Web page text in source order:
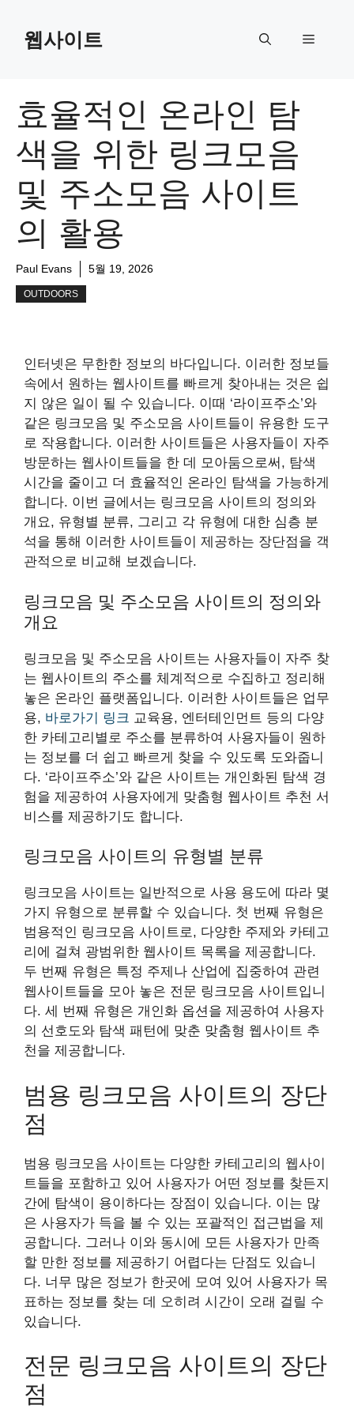
content웹사이트 Menu
효율적인 온라인 탐
색을 위한 링크모음
및 주소모음 사이트
의 활용
Paul Evans 5월 19, 2026
OUTDOORS
인터넷은 무한한 정보의 바다입니다. 이러한 정보들
속에서 원하는 웹사이트를 빠르게 찾아내는 것은 쉽
지 않은 일이 될 수 있습니다. 이때 ‘라이프주소’와
같은 링크모음 및 주소모음 사이트들이 유용한 도구
로 작용합니다. 이러한 사이트들은 사용자들이 자주
방문하는 웹사이트들을 한 데 모아둠으로써, 탐색
시간을 줄이고 더 효율적인 온라인 탐색을 가능하게
합니다. 이번 글에서는 링크모음 사이트의 정의와
개요, 유형별 분류, 그리고 각 유형에 대한 심층 분
석을 통해 이러한 사이트들이 제공하는 장단점을 객
관적으로 비교해 보겠습니다.
링크모음 및 주소모음 사이트의 정의와
개요
링크모음 및 주소모음 사이트는 사용자들이 자주 찾
는 웹사이트의 주소를 체계적으로 수집하고 정리해
놓은 온라인 플랫폼입니다. 이러한 사이트들은 업무
용, 바로가기 링크 교육용, 엔터테인먼트 등의 다양
한 카테고리별로 주소를 분류하여 사용자들이 원하
는 정보를 더 쉽고 빠르게 찾을 수 있도록 도와줍니
다. ‘라이프주소’와 같은 사이트는 개인화된 탐색 경
험을 제공하여 사용자에게 맞춤형 웹사이트 추천 서
비스를 제공하기도 합니다.
링크모음 사이트의 유형별 분류
링크모음 사이트는 일반적으로 사용 용도에 따라 몇
가지 유형으로 분류할 수 있습니다. 첫 번째 유형은
범용적인 링크모음 사이트로, 다양한 주제와 카테고
리에 걸쳐 광범위한 웹사이트 목록을 제공합니다.
두 번째 유형은 특정 주제나 산업에 집중하여 관련
웹사이트들을 모아 놓은 전문 링크모음 사이트입니
다. 세 번째 유형은 개인화 옵션을 제공하여 사용자
의 선호도와 탐색 패턴에 맞춘 맞춤형 웹사이트 추
천을 제공합니다.
범용 링크모음 사이트의 장단
점
범용 링크모음 사이트는 다양한 카테고리의 웹사이
트들을 포함하고 있어 사용자가 어떤 정보를 찾든지
간에 탐색이 용이하다는 장점이 있습니다. 이는 많
은 사용자가 득을 볼 수 있는 포괄적인 접근법을 제
공합니다. 그러나 이와 동시에 모든 사용자가 만족
할 만한 정보를 제공하기 어렵다는 단점도 있습니
다. 너무 많은 정보가 한곳에 모여 있어 사용자가 목
표하는 정보를 찾는 데 오히려 시간이 오래 걸릴 수
있습니다.
전문 링크모음 사이트의 장단
점